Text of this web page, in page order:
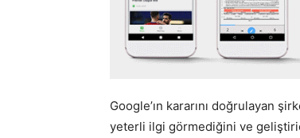
Google’ın kararını doğrulayan
yeterli ilgi görmediğini ve